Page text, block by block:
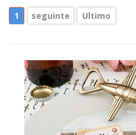
1 seguinte Ultimo